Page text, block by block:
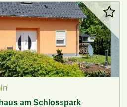
am Schlosspark